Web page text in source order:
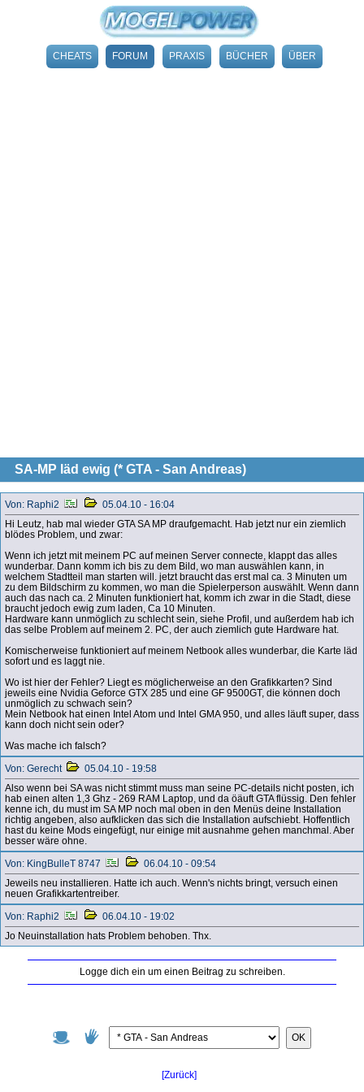
CHEATS FORUM PRAXIS BÜCHER ÜBER
SA-MP läd ewig (* GTA - San Andreas)
OK
[Zurück]
Von: Raphi2
05.04.10 - 16:04
Hi Leutz, hab mal wieder GTA SA MP draufgemacht. Hab jetzt nur ein ziemlich
blödes Problem, und zwar:
Wenn ich jetzt mit meinem PC auf meinen Server connecte, klappt das alles
wunderbar. Dann komm ich bis zu dem Bild, wo man auswählen kann, in
welchem Stadtteil man starten will. jetzt braucht das erst mal ca. 3 Minuten um
zu dem Bildschirm zu kommen, wo man die Spielerperson auswählt. Wenn dann
auch das nach ca. 2 Minuten funktioniert hat, komm ich zwar in die Stadt, diese
braucht jedoch ewig zum laden, Ca 10 Minuten.
Hardware kann unmöglich zu schlecht sein, siehe Profil, und außerdem hab ich
das selbe Problem auf meinem 2. PC, der auch ziemlich gute Hardware hat.
Komischerweise funktioniert auf meinem Netbook alles wunderbar, die Karte läd
sofort und es laggt nie.
Wo ist hier der Fehler? Liegt es möglicherweise an den Grafikkarten? Sind
jeweils eine Nvidia Geforce GTX 285 und eine GF 9500GT, die können doch
unmöglich zu schwach sein?
Mein Netbook hat einen Intel Atom und Intel GMA 950, und alles läuft super, dass
kann doch nicht sein oder?
Was mache ich falsch?
Von: Gerecht
05.04.10 - 19:58
Also wenn bei SA was nicht stimmt muss man seine PC-details nicht posten, ich
hab einen alten 1,3 Ghz - 269 RAM Laptop, und da öäuft GTA flüssig. Den fehler
kenne ich, du must im SA MP noch mal oben in den Menüs deine Installation
richtig angeben, also aufklicken das sich die Installation aufschiebt. Hoffentlich
hast du keine Mods eingefügt, nur einige mit ausnahme gehen manchmal. Aber
besser wäre ohne.
Von: KingBulleT 8747
06.04.10 - 09:54
Jeweils neu installieren. Hatte ich auch. Wenn's nichts bringt, versuch einen
neuen Grafikkartentreiber.
Von: Raphi2
06.04.10 - 19:02
Jo Neuinstallation hats Problem behoben. Thx.
Logge dich ein um einen Beitrag zu schreiben.